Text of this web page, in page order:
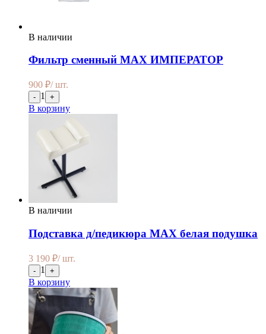
В наличии
Фильтр сменный MAX ИМПЕРАТОР
900 ₽/ шт.
- 1 +
В корзину
В наличии
Подставка д/педикюра MAX белая подушка
3 190 ₽/ шт.
- 1 +
В корзину